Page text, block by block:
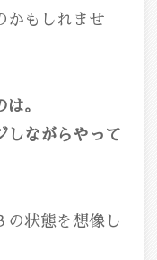
かもしれませ
。
しながらやって
の状態を想像し